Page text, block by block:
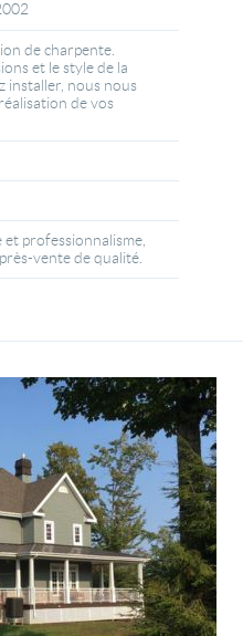
de charpente.
et le style de la
installer, nous nous
de vos
professionnalisme,
vente de qualité.